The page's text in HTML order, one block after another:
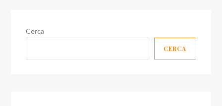
Cerca
CERCA